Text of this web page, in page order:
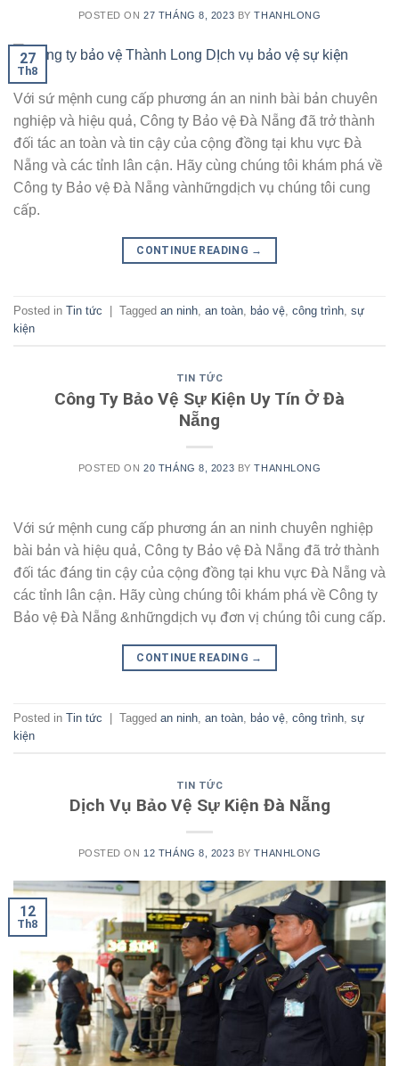
POSTED ON27 THÁNG 8, 2023 BYTHANHLONG
27
Th8
Với sứ mệnh cung cấp phương án an ninh bài bản chuyên
nghiệp và hiệu quả, Công ty Bảo vệ Đà Nẵng đã trở thành
đối tác an toàn và tin cậy của cộng đồng tại khu vực Đà
Nẵng và các tỉnh lân cận. Hãy cùng chúng tôi khám phá về
Công ty Bảo vệ Đà Nẵng vànhữngdịch vụ chúng tôi cung
cấp.
CONTINUE READING →
Posted in Tin tức Tagged an ninh, an toàn, bảo vệ, công trình, sự
kiện
TIN TỨC
Công Ty Bảo Vệ Sự Kiện Uy Tín Ở Đà
Nẵng
POSTED ON20 THÁNG 8, 2023 BYTHANHLONG
Với sứ mệnh cung cấp phương án an ninh chuyên nghiệp
bài bản và hiệu quả, Công ty Bảo vệ Đà Nẵng đã trở thành
đối tác đáng tin cậy của cộng đồng tại khu vực Đà Nẵng và
các tỉnh lân cận. Hãy cùng chúng tôi khám phá về Công ty
Bảo vệ Đà Nẵng &nhữngdịch vụ đơn vị chúng tôi cung cấp.
CONTINUE READING →
Posted in Tin tức Tagged an ninh, an toàn, bảo vệ, công trình, sự
kiện
TIN TỨC
Dịch Vụ Bảo Vệ Sự Kiện Đà Nẵng
POSTED ON 12 THÁNG 8, 2023 BYTHANHLONG
12
Th8